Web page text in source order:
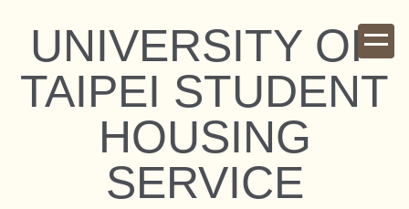
要
UNIVERSITY OF
TAIPEI STUDENT
HOUSING
SERVICE